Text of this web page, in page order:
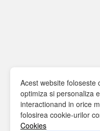
Acest website foloseste
optimiza si personaliza
interactionand in orice
folosirea cookie-urilor
Cookies